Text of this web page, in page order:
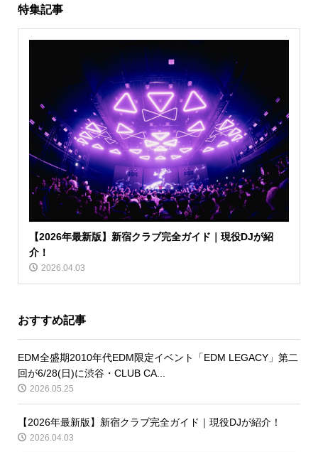
特集記事
【2026年最新版】新宿クラブ完全ガイド｜現役DJが紹
介！
2026.04.03
おすすめ記事
EDM全盛期2010年代EDM限定イベント「EDM LEGACY」第二
回が6/28(日)に渋谷・CLUB CA...
2026.05.25
【2026年最新版】新宿クラブ完全ガイド｜現役DJが紹介！
2026.04.03